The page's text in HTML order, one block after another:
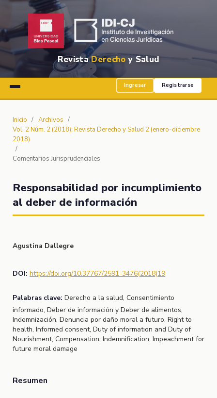
RevistaDerecho y Salud
Ingresar Registrarse
Inicio / Archivos /
Vol. 2 Núm. 2 (2018): Revista Derecho y Salud 2 (enero-diciembre
2018)
/
Comentarios Jurisprudenciales
Responsabilidad por incumplimiento
al deber de información
Agustina Dallegre
DOI: https://doi.org/10.37767/2591-3476(2018)19
Palabras clave: Derecho a la salud, Consentimiento
informado, Deber de información y Deber de alimentos,
Indemnización, Denuncia por daño moral a futuro, Right to
health, Informed consent, Duty of information and Duty of
Nourishment, Compensation, Indemnification, Impeachment for
future moral damage
Resumen